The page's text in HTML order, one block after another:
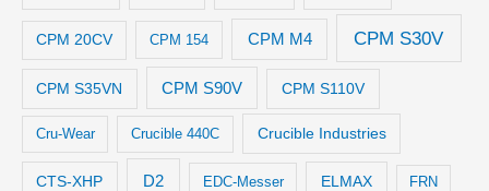
CPM 20CV CPM 154 CPM M4 CPM S30V
CPM S35VN CPM S90V CPM S110V
Cru-Wear Crucible 440C Crucible Industries
CTS-XHP D2 EDC-Messer ELMAX FRN